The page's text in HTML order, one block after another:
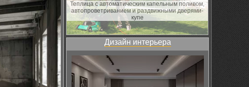
Теплица с автоматическим капельным поливом,
автопроветриванием и раздвижными дверями-
купе
Дизайн интерьера